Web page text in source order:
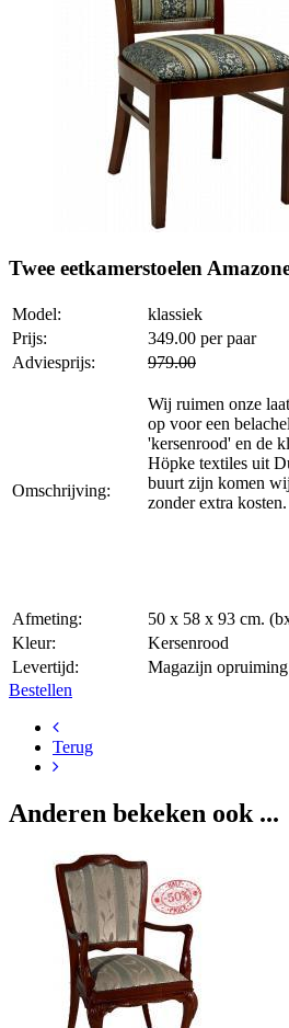
Twee eetkamerstoelen
Model:
klassiek
Prijs:
349.00 per paar
Adviesprijs:
979.00
Omschrijving:
Wij ruimen onze
op voor een
'kersenrood' en de
Höpke textiles uit
buurt zijn komen
zonder extra kosten.
Afmeting:
50 x 58 x 93 cm.
Kleur:
Kersenrood
Levertijd:
Magazijn opruiming
Bestellen
Terug
Anderen bekeken ook ...